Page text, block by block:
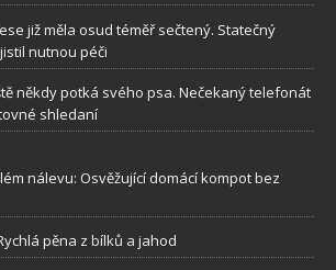
již měla osud téměř sečtený. Statečný
nutnou péči
někdy potká svého psa. Nečekaný telefonát
shledaní
nálevu: Osvěžující domácí kompot bez
pěna z bílků a jahod